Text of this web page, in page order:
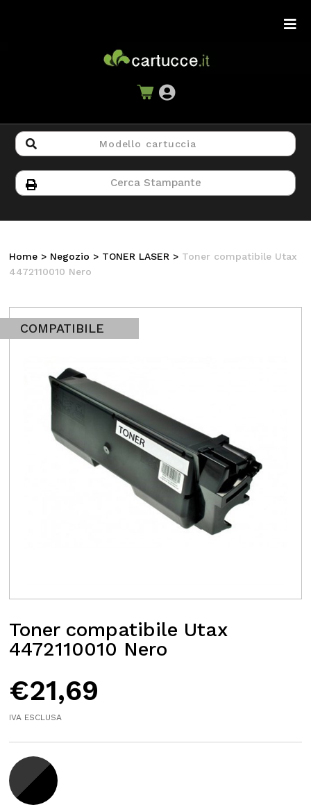
Home > Negozio > TONER LASER > Toner compatibile Utax
4472110010 Nero
COMPATIBILE
Toner compatibile Utax
4472110010 Nero
€21,69
IVA ESCLUSA